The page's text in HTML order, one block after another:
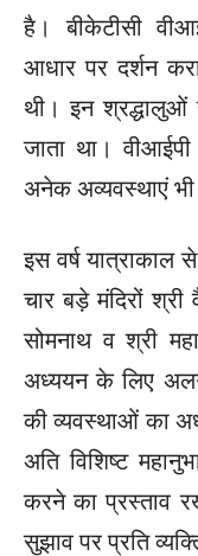
है। बीकेटीसी
आधार पर दर्शन
थी। इन श्रद्धालुओं
जाता था।
अनेक अव्यवस्थाएं भी
इस वर्ष यात्राकाल
चार बड़े मंदिरों श्री
सोमनाथ व श्री
अध्ययन के लिए
की व्यवस्थाओं का
अति विशिष्ट
करने का प्रस्ताव
सुझाव पर प्रति